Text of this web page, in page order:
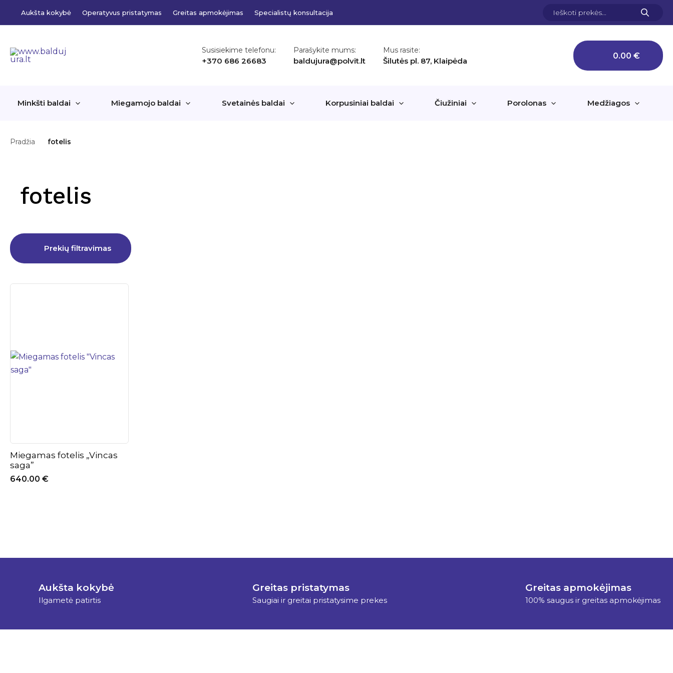
Aukšta kokybė Operatyvus pristatymas Greitas apmokėjimas Specialistų konsultacija
Products
search
Susisiekime telefonu:
+370 686 26683
Parašykite mums:
baldujura@polvit.lt
Mus rasite:
Šilutės pl. 87, Klaipėda
0.00 €
Minkšti baldai Miegamojo baldai Svetainės baldai Korpusiniai baldai Čiužiniai Porolonas Medžiagos
Pradžia fotelis
fotelis
Prekių filtravimas
Miegamas fotelis „Vincas
saga”
640.00 €
Aukšta kokybė
Ilgametė patirtis
Greitas pristatymas
Saugiai ir greitai pristatysime prekes
Greitas apmokėjimas
100% saugus ir greitas apmokėjimas